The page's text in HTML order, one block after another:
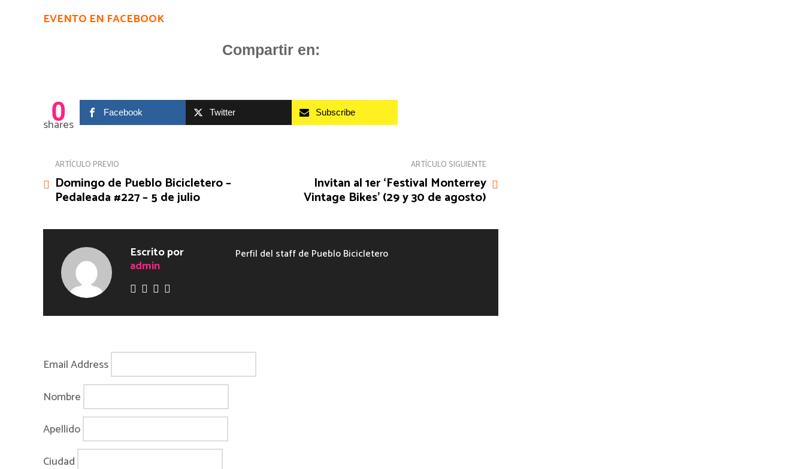
EVENTO EN FACEBOOK
Compartir en:
0
shares
Facebook Twitter Subscribe
ARTÍCULO PREVIO
Domingo de Pueblo Bicicletero –
Pedaleada #227 – 5 de julio
ARTÍCULO SIGUIENTE
Invitan al 1er ‘Festival Monterrey
Vintage Bikes’ (29 y 30 de agosto)
Escrito por
admin
Perfil del staff de Pueblo Bicicletero
Email Address
Nombre
Apellido
Ciudad